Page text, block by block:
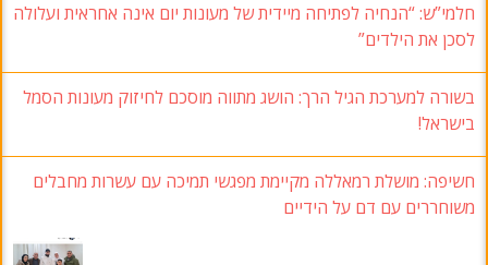
חלמי”ש: “הנחיה לפתיחה מיידית של מעונות יום אינה אחראית ועלולה
לסכן את הילדים”
בשורה למערכת הגיל הרך: הושג מתווה מוסכם לחיזוק מעונות הסמל
בישראל!
חשיפה: מושלת רמאללה מקיימת מפגשי תמיכה עם עשרות מחבלים
משוחררים עם דם על הידיים